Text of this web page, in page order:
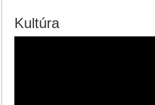
Kultúra